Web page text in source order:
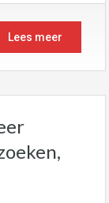
Lees meer